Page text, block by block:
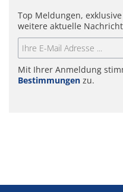
Top Meldungen,
weitere aktuelle
Mit Ihrer Anmeldung
Bestimmungen zu.